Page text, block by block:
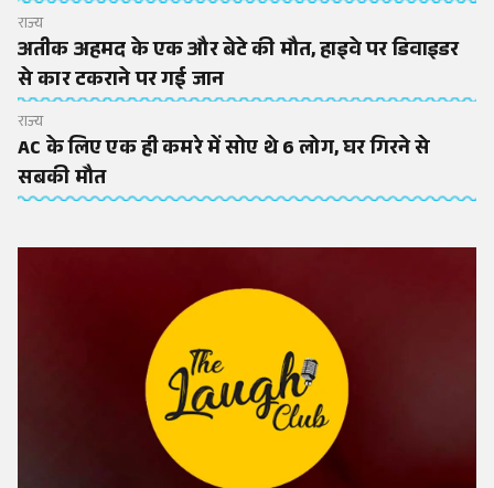
राज्य
अतीक अहमद के एक और बेटे की मौत, हाइवे पर डिवाइडर
से कार टकराने पर गई जान
राज्य
AC के लिए एक ही कमरे में सोए थे 6 लोग, घर गिरने से
सबकी मौत